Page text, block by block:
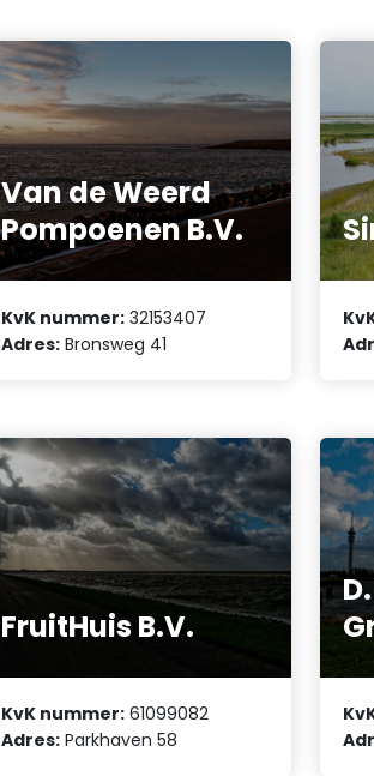
Van de Weerd
Pompoenen B.V.
KvK nummer: 32153407
Adres: Bronsweg 41
FruitHuis B.V.
KvK nummer: 61099082
Adres: Parkhaven 58